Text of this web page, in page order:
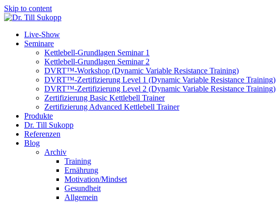
Skip to content
Live-Show
Seminare
Kettlebell-Grundlagen Seminar 1
Kettlebell-Grundlagen Seminar 2
DVRT™-Workshop (Dynamic Variable Resistance Training)
DVRT™-Zertifizierung Level 1 (Dynamic Variable Resistance Training)
DVRT™-Zertifizierung Level 2 (Dynamic Variable Resistance Training)
Zertifizierung Basic Kettlebell Trainer
Zertifizierung Advanced Kettlebell Trainer
Produkte
Dr. Till Sukopp
Referenzen
Blog
Archiv
Training
Ernährung
Motivation/Mindset
Gesundheit
Allgemein